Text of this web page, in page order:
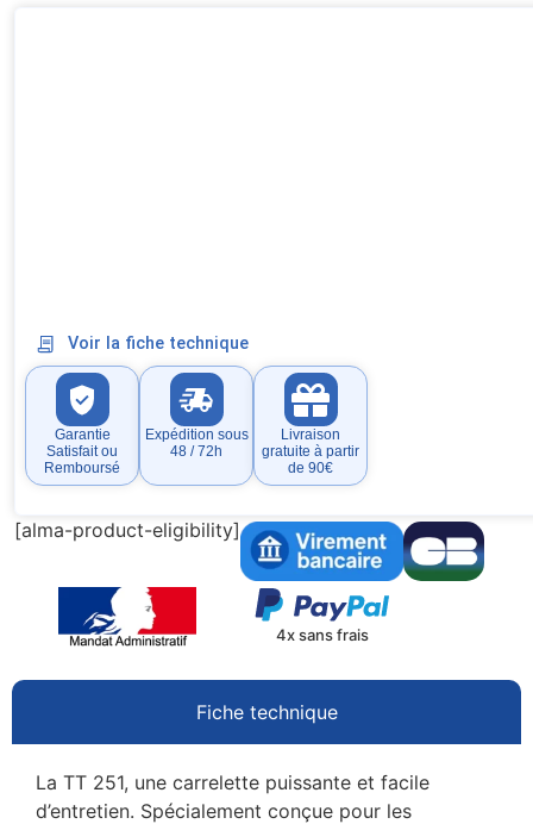
Voir la fiche technique
Garantie
Satisfait ou
Remboursé
Expédition sous
48 / 72h
Livraison
gratuite à partir
de 90€
[alma-product-eligibility]
4x sans frais
Fiche technique
La TT 251, une carrelette puissante et facile
d’entretien. Spécialement conçue pour les